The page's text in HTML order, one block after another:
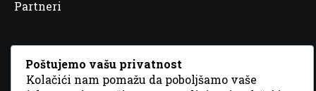
Partneri
Poštujemo vašu privatnost
Kolačići nam pomažu da poboljšamo vaše